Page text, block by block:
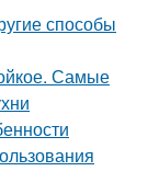
способы
Самые